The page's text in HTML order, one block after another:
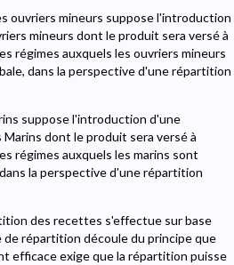
ouvriers mineurs suppose l'introduction
mineurs dont le produit sera versé à
régimes auxquels les ouvriers mineurs
dans la perspective d'une répartition
suppose l'introduction d'une
dont le produit sera versé à
régimes auxquels les marins sont
la perspective d'une répartition
des recettes s'effectue sur base
répartition découle du principe que
efficace exige que la répartition puisse